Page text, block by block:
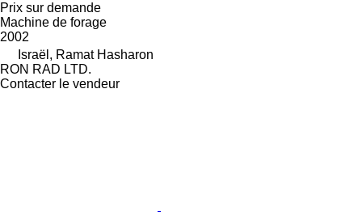
Prix sur demande
Machine de forage
2002
Israël, Ramat Hasharon
RON RAD LTD.
Contacter le vendeur